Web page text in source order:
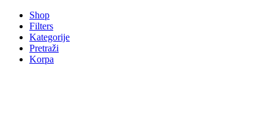
Shop
Filters
Kategorije
Pretraži
Korpa